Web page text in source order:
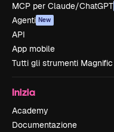
MCP per Claude/ChatGPT
Agenti New
API
App mobile
Tutti gli strumenti Magnific
Inizia
Academy
Documentazione